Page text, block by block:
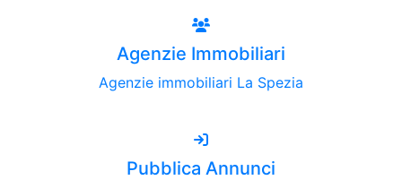
Agenzie Immobiliari
Agenzie immobiliari La Spezia
Pubblica Annunci